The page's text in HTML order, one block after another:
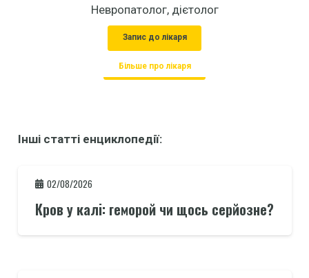
Невропатолог, дієтолог
Запис до лікаря
Більше про лікаря
Інші статті енциклопедії:
02/08/2026
Кров у калі: геморой чи щось серйозне?